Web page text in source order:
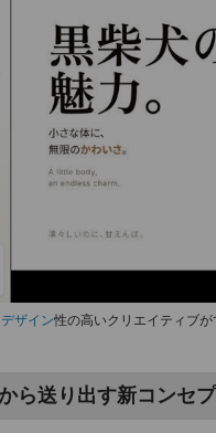
デザイン性の高いクリエイティブが
ら送り出す新コンセ